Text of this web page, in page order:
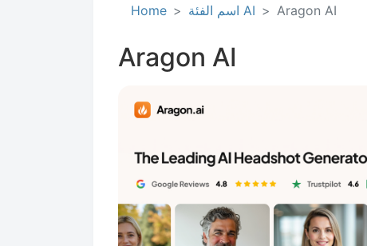
Home اسم الفئة AI Aragon AI
Aragon AI